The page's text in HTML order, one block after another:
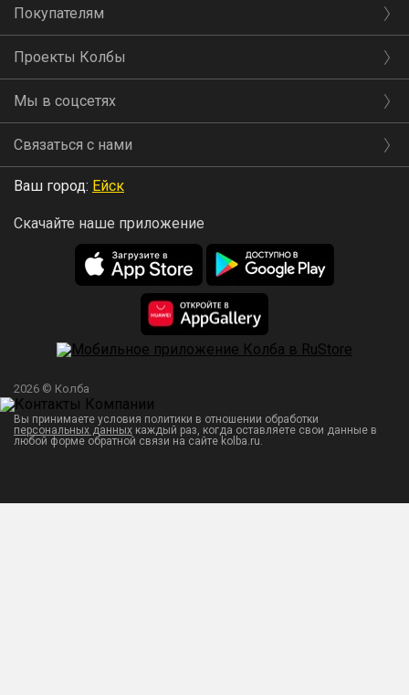
Покупателям
Проекты Колбы
Мы в соцсетях
Связаться с нами
Ваш город: Ейск
Скачайте наше приложение
2026 © Колба
Вы принимаете условия политики в отношении обработки
персональных данных каждый раз, когда оставляете свои данные в
любой форме обратной связи на сайте kolba.ru.